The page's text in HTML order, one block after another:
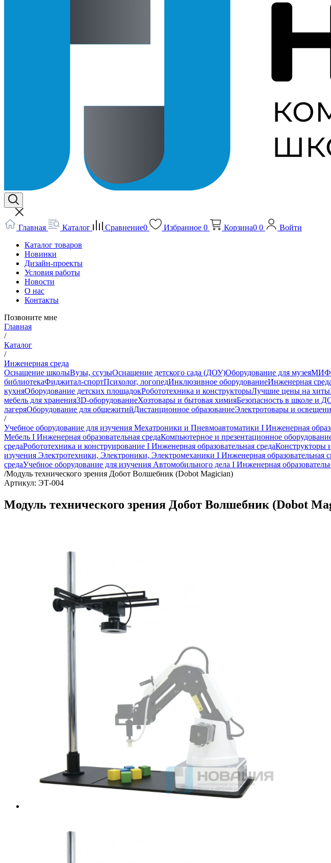
Главная Каталог Сравнение0 Избранное 0 Корзина0 0
Войти
Каталог товаров
Новинки
Дизайн-проекты
Условия работы
Новости
О нас
Контакты
Позвоните мне
Главная
/
Каталог
/
Инженерная среда
Оснащение школыВузы, ссузыОснащение детского сада (ДОУ)Оборудование для музеяМИФ
библиотекаФиджитал-спортПсихолог, логопедИнклюзивное оборудованиеИнженерная
кухняОборудование детских площадокРобототехника и конструкторыЛучшие цены на хиты
мебель для хранения3D-оборудованиеХозтовары и бытовая химияБезопасность в школе и
лагеряОборудование для общежитийДистанционное образованиеЭлектротовары и
/
Учебное оборудование для изучения Мехатроники и Пневмоавтоматики I Инженерная
Мебель I Инженерная образовательная средаКомпьютерное и презентационное
средаРобототехника и конструирование I Инженерная образовательная средаКонструкторы
изучения Электротехники, Электроники, Электромеханики I Инженерная образовательная
средаУчебное оборудование для изучения Автомобильного дела I Инженерная
/Модуль технического зрения Добот Волшебник (Dobot Magician)
Артикул: ЭТ-004
Модуль технического зрения Добот Волшебник (Dobot